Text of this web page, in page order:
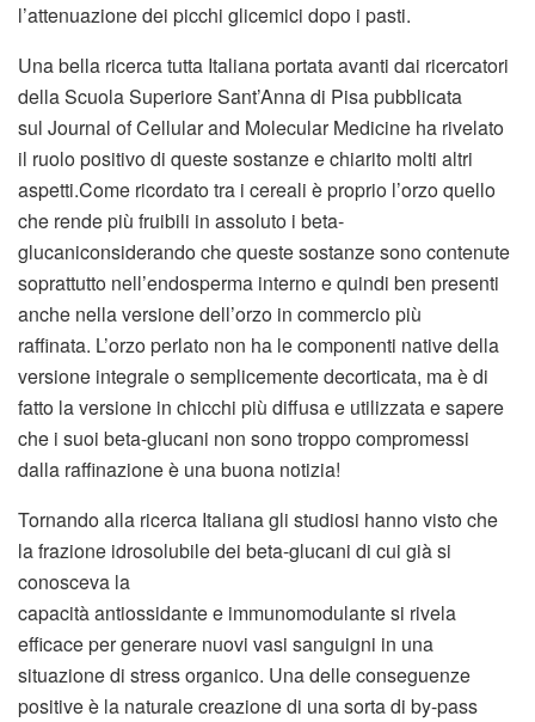
l’attenuazione dei picchi glicemici dopo i pasti.
Una bella ricerca tutta Italiana portata avanti dai ricercatori
della Scuola Superiore Sant’Anna di Pisa pubblicata
sul Journal of Cellular and Molecular Medicine ha rivelato
il ruolo positivo di queste sostanze e chiarito molti altri
aspetti.Come ricordato tra i cereali è proprio l’orzo quello
che rende più fruibili in assoluto i beta-
glucaniconsiderando che queste sostanze sono contenute
soprattutto nell’endosperma interno e quindi ben presenti
anche nella versione dell’orzo in commercio più
raffinata. L’orzo perlato non ha le componenti native della
versione integrale o semplicemente decorticata, ma è di
fatto la versione in chicchi più diffusa e utilizzata e sapere
che i suoi beta-glucani non sono troppo compromessi
dalla raffinazione è una buona notizia!
Tornando alla ricerca Italiana gli studiosi hanno visto che
la frazione idrosolubile dei beta-glucani di cui già si
conosceva la
capacità antiossidante e immunomodulante si rivela
efficace per generare nuovi vasi sanguigni in una
situazione di stress organico. Una delle conseguenze
positive è la naturale creazione di una sorta di by-pass